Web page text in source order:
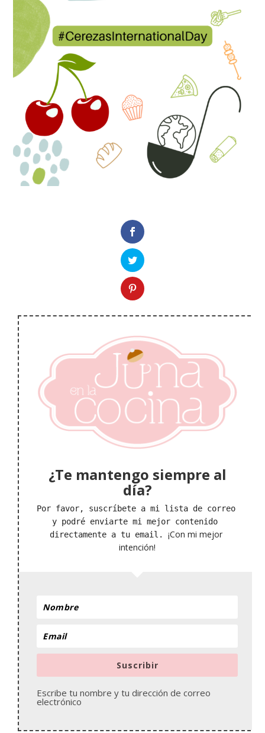
¿Te mantengo siempre al
día?
Por favor, suscríbete a mi lista de correo
y podré enviarte mi mejor contenido
directamente a tu email. ¡Con mi mejor
intención!
Suscribir
Escribe tu nombre y tu dirección de correo
electrónico